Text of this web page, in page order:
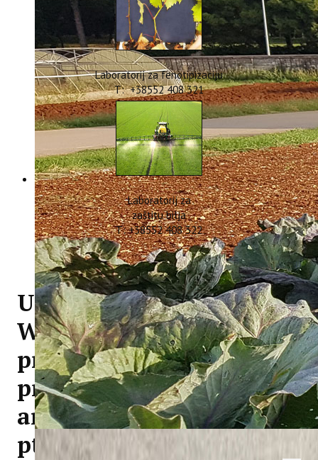
Laboratorij za fenotipizaciju
T: +38552 408 321
Laboratorij za
zaštitu bilja
T: +38552 408 322
U Poreču završio projekt
WASTEREDUCE - Plastika
pronađena u
probavilima gotovo svih
analiziranih morskih
ptica